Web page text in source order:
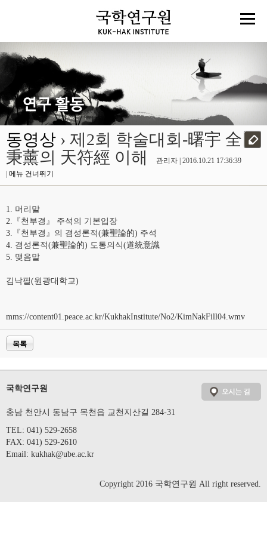
동영상 › 제2회 학술대회-曙宇 全
秉薰의 天符經 이해
관리자 | 2016.10.21 17:36:39
메뉴 건너뛰기
1. 머리말
2.『천부경』 주석의 기본입장
3.『천부경』의 겸성론적(兼聖論的) 주석
4. 겸성론적(兼聖論的) 도통의식(道統意識
5. 맺음말
김낙필(원광대학교)
mms://content01.peace.ac.kr/KukhakInstitute/No2/KimNakFill04.wmv
목록
국학연구원
충남 천안시 동남구 목천읍 교천지산길 284-31
TEL: 041) 529-2658
FAX: 041) 529-2610
Email: kukhak@ube.ac.kr
Copyright 2016 국학연구원 All right reserved.